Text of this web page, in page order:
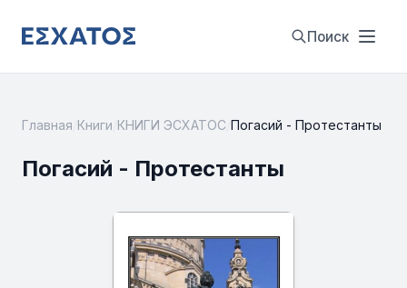
Поиск
Главная Книги КНИГИ ЭСХАТОС Погасий - Протестанты
Погасий - Протестанты